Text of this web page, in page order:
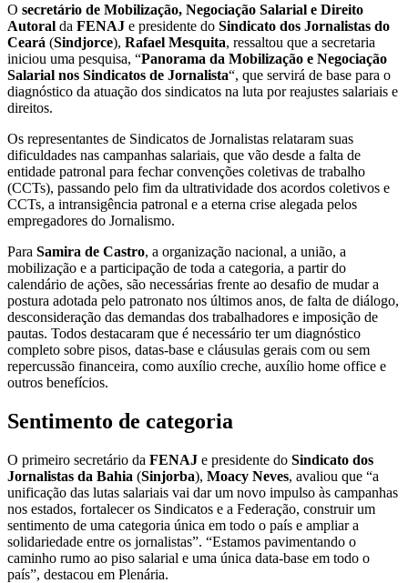
O secretário de Mobilização, Negociação Salarial e Direito
Autoral da FENAJ e presidente do Sindicato dos Jornalistas do
Ceará (Sindjorce), Rafael Mesquita, ressaltou que a secretaria
iniciou uma pesquisa, “Panorama da Mobilização e Negociação
Salarial nos Sindicatos de Jornalista“, que servirá de base para o
diagnóstico da atuação dos sindicatos na luta por reajustes salariais e
direitos.
Os representantes de Sindicatos de Jornalistas relataram suas
dificuldades nas campanhas salariais, que vão desde a falta de
entidade patronal para fechar convenções coletivas de trabalho
(CCTs), passando pelo fim da ultratividade dos acordos coletivos e
CCTs, a intransigência patronal e a eterna crise alegada pelos
empregadores do Jornalismo.
Para Samira de Castro, a organização nacional, a união, a
mobilização e a participação de toda a categoria, a partir do
calendário de ações, são necessárias frente ao desafio de mudar a
postura adotada pelo patronato nos últimos anos, de falta de diálogo,
desconsideração das demandas dos trabalhadores e imposição de
pautas. Todos destacaram que é necessário ter um diagnóstico
completo sobre pisos, datas-base e cláusulas gerais com ou sem
repercussão financeira, como auxílio creche, auxílio home office e
outros benefícios.
Sentimento de categoria
O primeiro secretário da FENAJ e presidente do Sindicato dos
Jornalistas da Bahia (Sinjorba), Moacy Neves, avaliou que “a
unificação das lutas salariais vai dar um novo impulso às campanhas
nos estados, fortalecer os Sindicatos e a Federação, construir um
sentimento de uma categoria única em todo o país e ampliar a
solidariedade entre os jornalistas”. “Estamos pavimentando o
caminho rumo ao piso salarial e uma única data-base em todo o
país”, destacou em Plenária.